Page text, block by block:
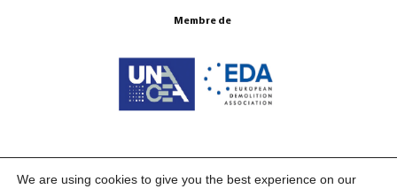
Membre de
We are using cookies to give you the best experience on our